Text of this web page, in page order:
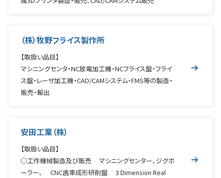
（株）牧野フライス製作所
【取扱い品目】
マシニングセンタ・NC放電加工機・NCフライス盤・フライ
ス盤・レーザ加工機・CAD/CAMシステム・FMS等の製造・
販売・輸出
安田工業（株）
【取扱い品目】
○工作機械製造及び販売 マシニングセンター、ジグボ
ーラー、 CNC歯車成形研削盤 3 Dimension Real